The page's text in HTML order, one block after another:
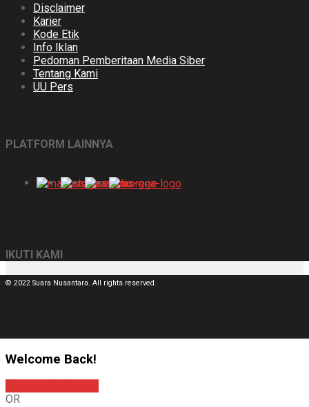
Disclaimer
Karier
Kode Etik
Info Iklan
Pedoman Pemberitaan Media Siber
Tentang Kami
UU Pers
PLATFORM LAINNYA
IKUTI KAMI
© 2022 Suara Nusantara. All rights reserved.
Welcome Back!
OR